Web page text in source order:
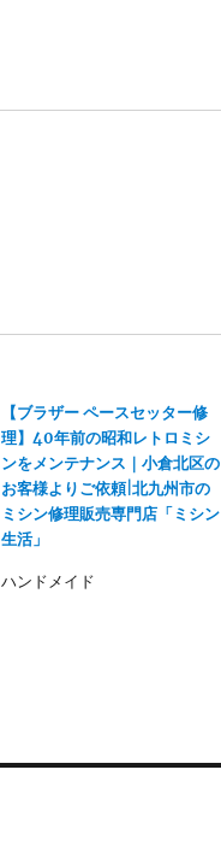
【ブラザー ペースセッター修
理】40年前の昭和レトロミシ
ンをメンテナンス｜小倉北区の
お客様よりご依頼|北九州市の
ミシン修理販売専門店「ミシン
生活」
ハンドメイド